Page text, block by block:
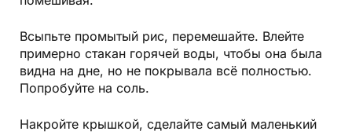
Всыпьте промытый рис, перемешайте. Влейте
примерно стакан горячей воды, чтобы она была
видна на дне, но не покрывала всё полностью.
Попробуйте на соль.
Накройте крышкой, сделайте самый маленький